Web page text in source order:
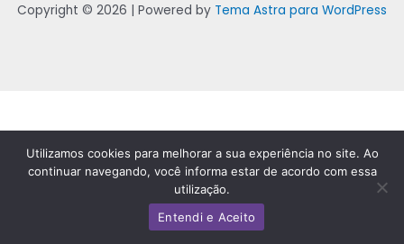
Copyright © 2026 | Powered by Tema Astra para WordPress
Utilizamos cookies para melhorar a sua experiência no site. Ao
continuar navegando, você informa estar de acordo com essa
utilização.
Entendi e Aceito